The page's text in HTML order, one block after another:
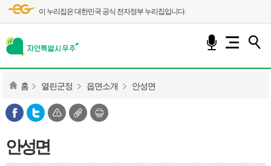
이 누리집은 대한민국 공식 전자정부 누리집입니다.
홈 열린군정 읍면소개 안성면
안성면